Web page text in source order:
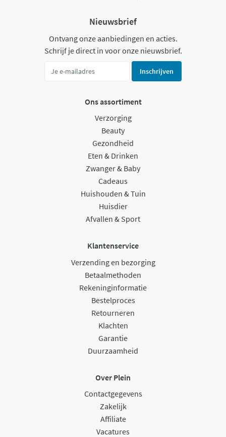
Nieuwsbrief
Ontvang onze aanbiedingen en acties.
Schrijf je direct in voor onze nieuwsbrief.
Inschrijven
Ons assortiment
Verzorging
Beauty
Gezondheid
Eten & Drinken
Zwanger & Baby
Cadeaus
Huishouden & Tuin
Huisdier
Afvallen & Sport
Klantenservice
Verzending en bezorging
Betaalmethoden
Rekeninginformatie
Bestelproces
Retourneren
Klachten
Garantie
Duurzaamheid
Over Plein
Contactgegevens
Zakelijk
Affiliate
Vacatures